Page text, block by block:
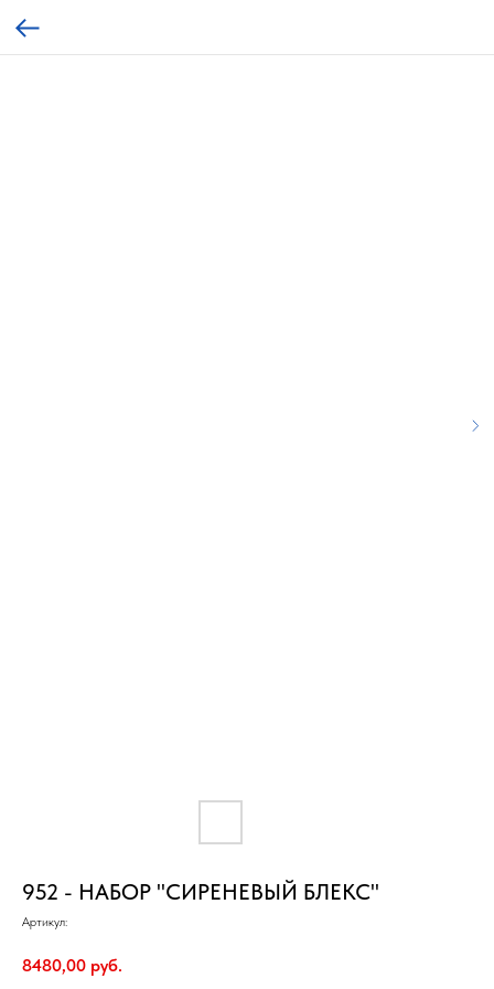
952 - НАБОР "СИРЕНЕВЫЙ БЛЕКС"
Артикул:
8480,00 руб.